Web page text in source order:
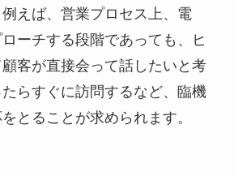
えば、営業プロセス上、電
ーチする段階であっても、ヒ
客が直接会って話したいと考
らすぐに訪問するなど、臨機
とることが求められます。